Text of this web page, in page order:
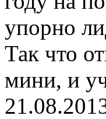
упорно
Так что
мини, и